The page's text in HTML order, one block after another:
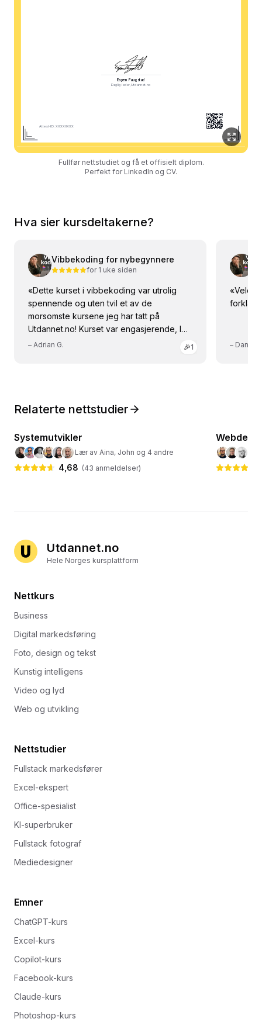
Espen Faugstad
Daglig leder, Utdannet.no
Attest-ID: XXXXXXXX
Fullfør nettstudiet og få et offisielt diplom.
Perfekt for LinkedIn og CV.
Hva sier kursdeltakerne?
Vibbekoding for nybegynnere
for 1 uke siden
«Dette kurset i vibbekoding var utrolig
spennende og uten tvil et av de
morsomste kursene jeg har tatt på
Utdannet.no! Kurset var engasjerende, lett
å følge og ga masse inspirasjon til å
– Adrian G. 🎉1
«Veldig
forklart
– Danna
Relaterte nettstudier
💻 Webutvikling
Systemutvikler
Lær av Aina, John og 4 andre
4,68 (43 anmeldelser)
💻
Utdannet.no
Hele Norges kursplattform
Nettkurs
Business
Digital markedsføring
Foto, design og tekst
Kunstig intelligens
Video og lyd
Web og utvikling
Nettstudier
Fullstack markedsfører
Excel-ekspert
Office-spesialist
KI-superbruker
Fullstack fotograf
Mediedesigner
Emner
ChatGPT-kurs
Excel-kurs
Copilot-kurs
Facebook-kurs
Claude-kurs
Photoshop-kurs